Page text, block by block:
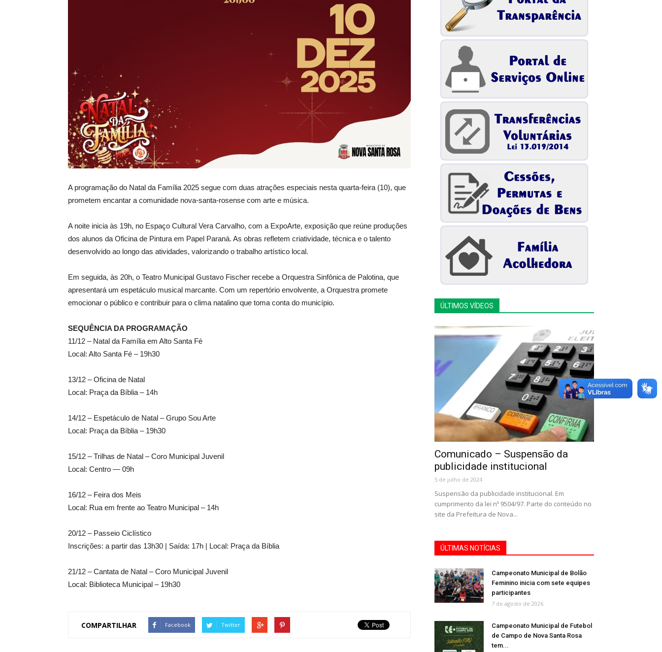
A programação do Natal da Família 2025 segue com duas atrações especiais nesta quarta-feira (10), que
prometem encantar a comunidade nova-santa-rosense com arte e música.
A noite inicia às 19h, no Espaço Cultural Vera Carvalho, com a ExpoArte, exposição que reúne produções
dos alunos da Oficina de Pintura em Papel Paraná. As obras refletem criatividade, técnica e o talento
desenvolvido ao longo das atividades, valorizando o trabalho artístico local.
Em seguida, às 20h, o Teatro Municipal Gustavo Fischer recebe a Orquestra Sinfônica de Palotina, que
apresentará um espetáculo musical marcante. Com um repertório envolvente, a Orquestra promete
emocionar o público e contribuir para o clima natalino que toma conta do município.
SEQUÊNCIA DA PROGRAMAÇÃO
11/12 – Natal da Família em Alto Santa Fé
Local: Alto Santa Fé – 19h30
13/12 – Oficina de Natal
Local: Praça da Bíblia – 14h
14/12 – Espetáculo de Natal – Grupo Sou Arte
Local: Praça da Bíblia – 19h30
15/12 – Trilhas de Natal – Coro Municipal Juvenil
Local: Centro — 09h
16/12 – Feira dos Meis
Local: Rua em frente ao Teatro Municipal – 14h
20/12 – Passeio Ciclístico
Inscrições: a partir das 13h30 | Saída: 17h | Local: Praça da Bíblia
21/12 – Cantata de Natal – Coro Municipal Juvenil
Local: Biblioteca Municipal – 19h30
COMPARTILHAR Facebook Twitter
ÚLTIMOS VÍDEOS
Comunicado – Suspensão da
publicidade institucional
5 de julho de 2024
Suspensão da publicidade institucional. Em
cumprimento da lei nº 9504/97. Parte do conteúdo no
site da Prefeitura de Nova...
ÚLTIMAS NOTÍCIAS
Campeonato Municipal de Bolão
Feminino inicia com sete equipes
participantes
7 de agosto de 2026
Campeonato Municipal de Futebol
de Campo de Nova Santa Rosa
tem...